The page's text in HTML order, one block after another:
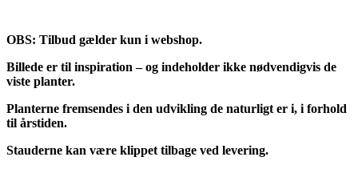
OBS: Tilbud gælder kun i webshop.
Billede er til inspiration – og indeholder ikke nødvendigvis de
viste planter.
Planterne fremsendes i den udvikling de naturligt er i, i forhold
til årstiden.
Stauderne kan være klippet tilbage ved levering.